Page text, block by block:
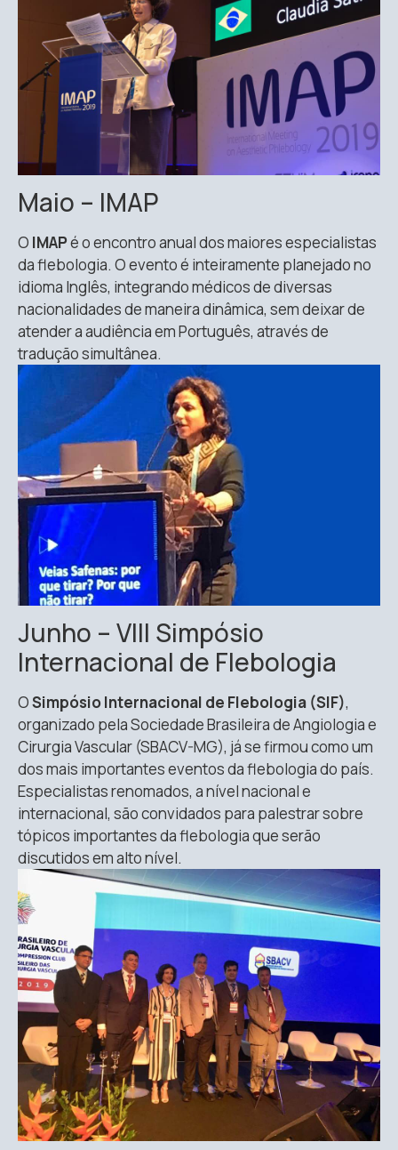
Maio – IMAP
O IMAPé o encontro anual dos maiores especialistas
da flebologia. O evento é inteiramente planejado no
idioma Inglês, integrando médicos de diversas
nacionalidades de maneira dinâmica, sem deixar de
atender a audiência em Português, através de
tradução simultânea.
Junho – VIII Simpósio
Internacional de Flebologia
OSimpósio Internacional de Flebologia (SIF),
organizado pela Sociedade Brasileira de Angiologia e
Cirurgia Vascular (SBACV-MG), já se firmou como um
dos mais importantes eventos da flebologia do país.
Especialistas renomados, a nível nacional e
internacional, são convidados para palestrar sobre
tópicos importantes da flebologia que serão
discutidos em alto nível.